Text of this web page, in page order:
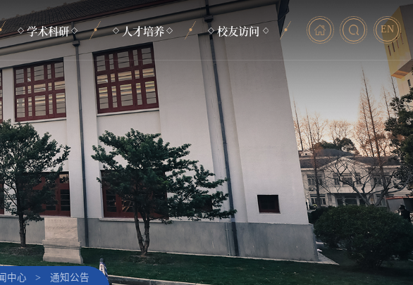
学术科研
学术活动
学术动态
最新著作
人才培养
本科生培养
研究生培养
非学历教育
校友访问
校友动态
助力发展
EN
中心 > 通知公告